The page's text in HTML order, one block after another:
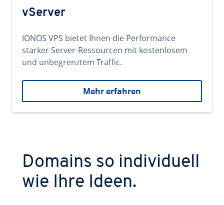
vServer
IONOS VPS bietet Ihnen die Performance
starker Server-Ressourcen mit kostenlosem
und unbegrenztem Traffic.
Mehr erfahren
Domains so individuell
wie Ihre Ideen.